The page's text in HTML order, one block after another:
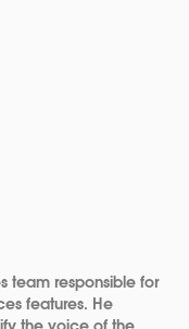
team responsible for
features. He